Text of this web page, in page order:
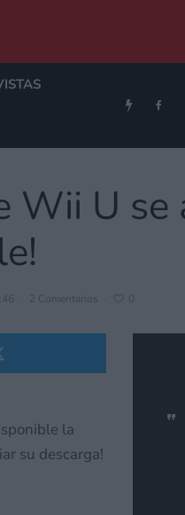
U se
2 Comentarios 0
la
su descarga!